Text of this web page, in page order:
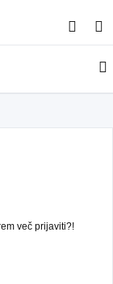
s
a
več prijaviti?!